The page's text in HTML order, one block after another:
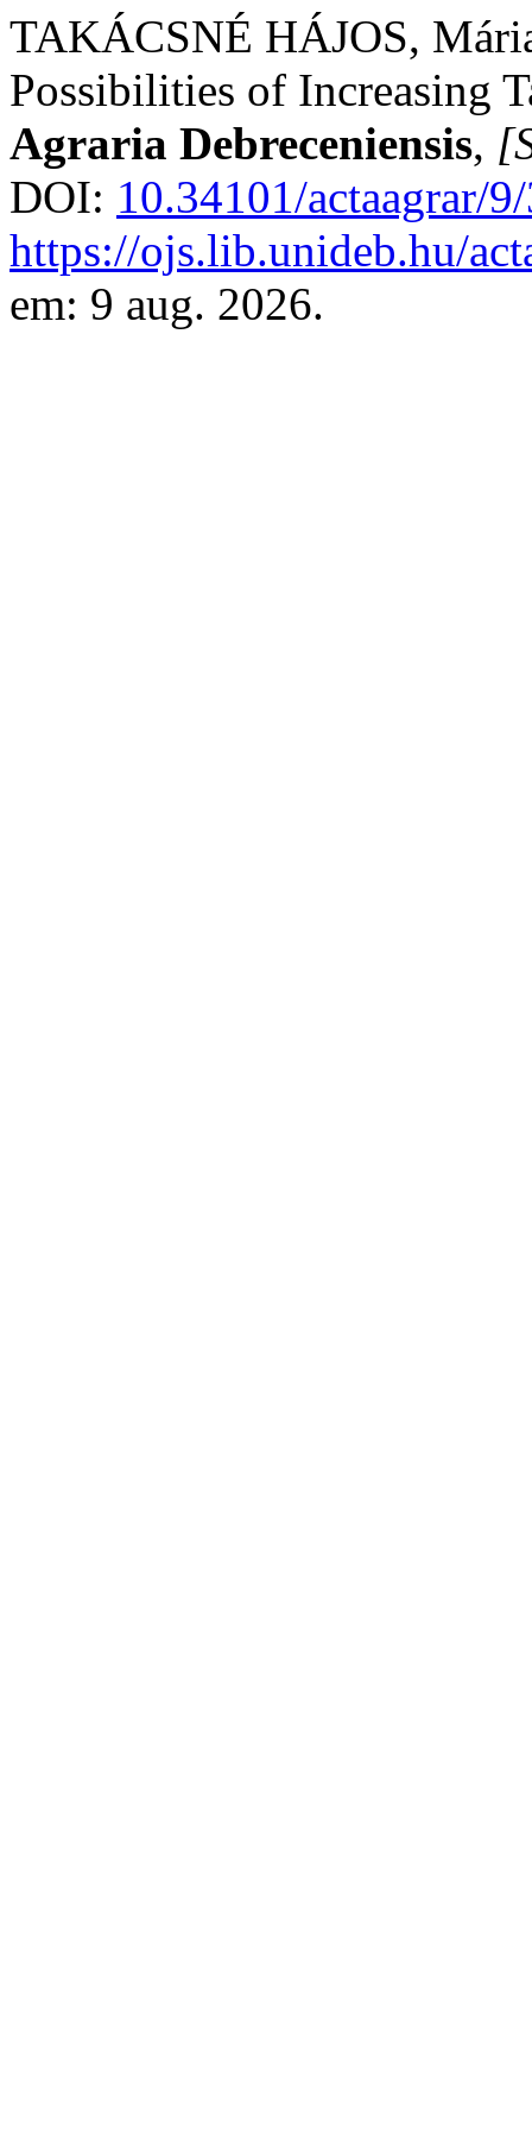
TAKÁCSNÉ HÁJOS,
Possibilities of Increasing
Agraria Debreceniensis,
DOI: 10.34101/actaagrar/
https://ojs.lib.unideb.hu/
em: 9 aug. 2026.